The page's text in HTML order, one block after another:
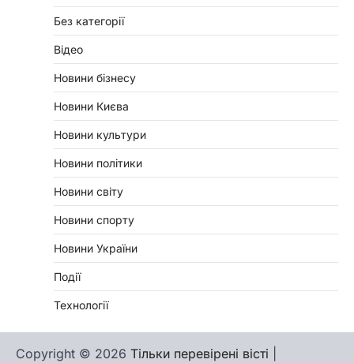
Без категорії
Відео
Новини бізнесу
Новини Києва
Новини культури
Новини політики
Новини світу
Новини спорту
Новини України
Події
Технології
Copyright © 2026 Тільки перевірені вісті